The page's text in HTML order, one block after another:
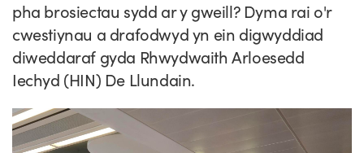
pha brosiectau sydd ar y gweill? Dyma rai o'r
cwestiynau a drafodwyd yn ein digwyddiad
diweddaraf gyda Rhwydwaith Arloesedd
Iechyd (HIN) De Llundain.